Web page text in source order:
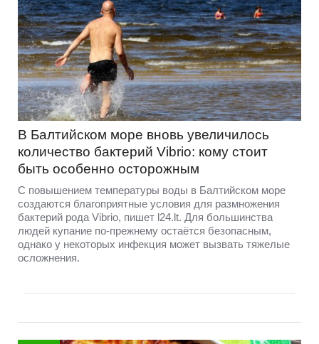
В Балтийском море вновь увеличилось
количество бактерий Vibrio: кому стоит
быть особенно осторожным
С повышением температуры воды в Балтийском море
создаются благоприятные условия для размножения
бактерий рода Vibrio, пишет l24.lt. Для большинства
людей купание по-прежнему остаётся безопасным,
однако у некоторых инфекция может вызвать тяжелые
осложнения.